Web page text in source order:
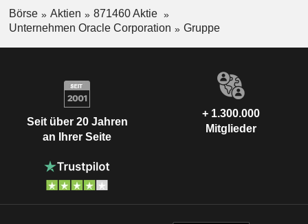
Börse Aktien
871460 Aktie
Unternehmen Oracle Corporation
Gruppe
Seit über 20 Jahren
an Ihrer Seite
+ 1.300.000
Mitglieder